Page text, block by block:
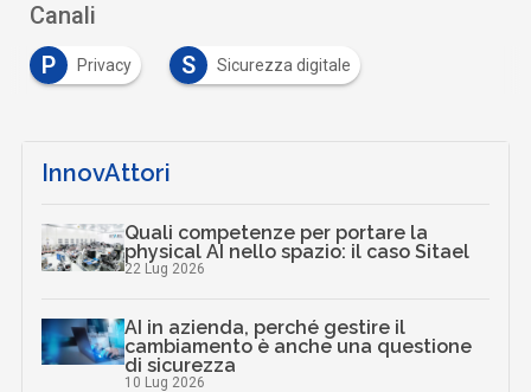
Canali
P
Privacy S Sicurezza digitale
InnovAttori
Quali competenze per portare la
physical AI nello spazio: il caso Sitael
22 Lug 2026
AI in azienda, perché gestire il
cambiamento è anche una questione
di sicurezza
10 Lug 2026